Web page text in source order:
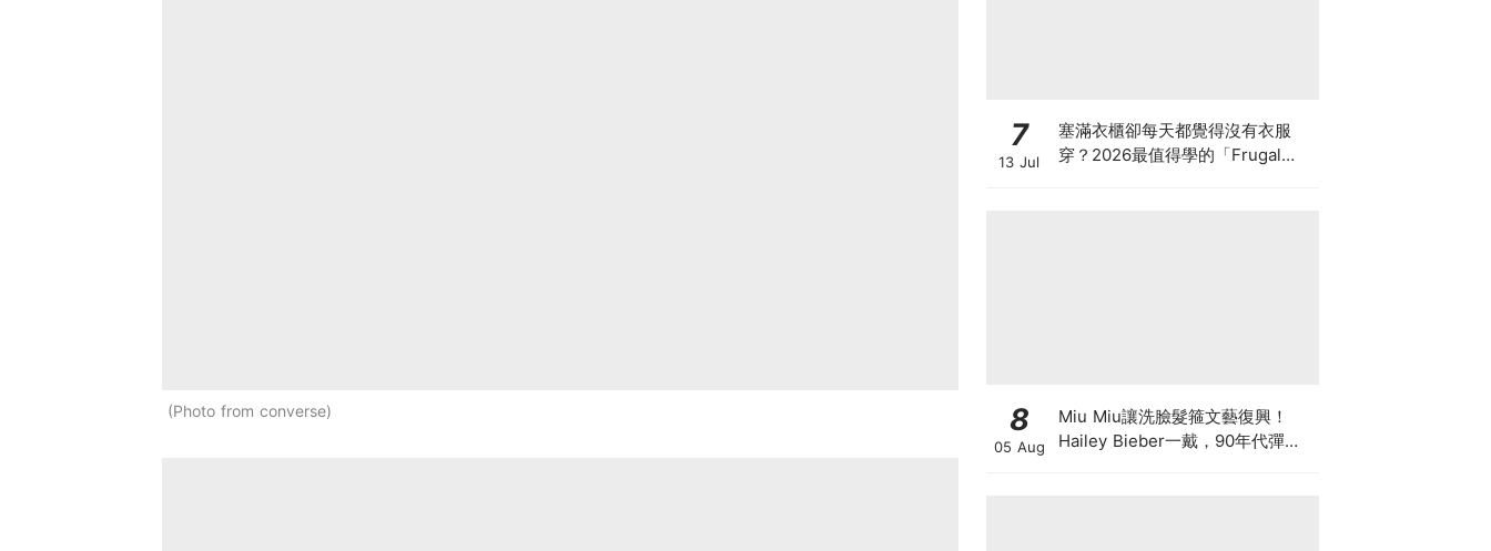
Photo from converse
7
13 Jul
塞滿衣櫃卻每天都覺得沒有衣服
穿？2026最值得學的「Frugal
8
05 Aug
Miu Miu讓洗臉髮箍文藝復興！
Hailey Bieber一戴，90年代彈簧